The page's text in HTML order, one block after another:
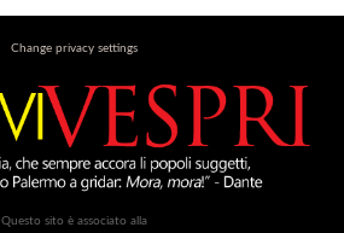
Change privacy settings
Questo sito è associato alla